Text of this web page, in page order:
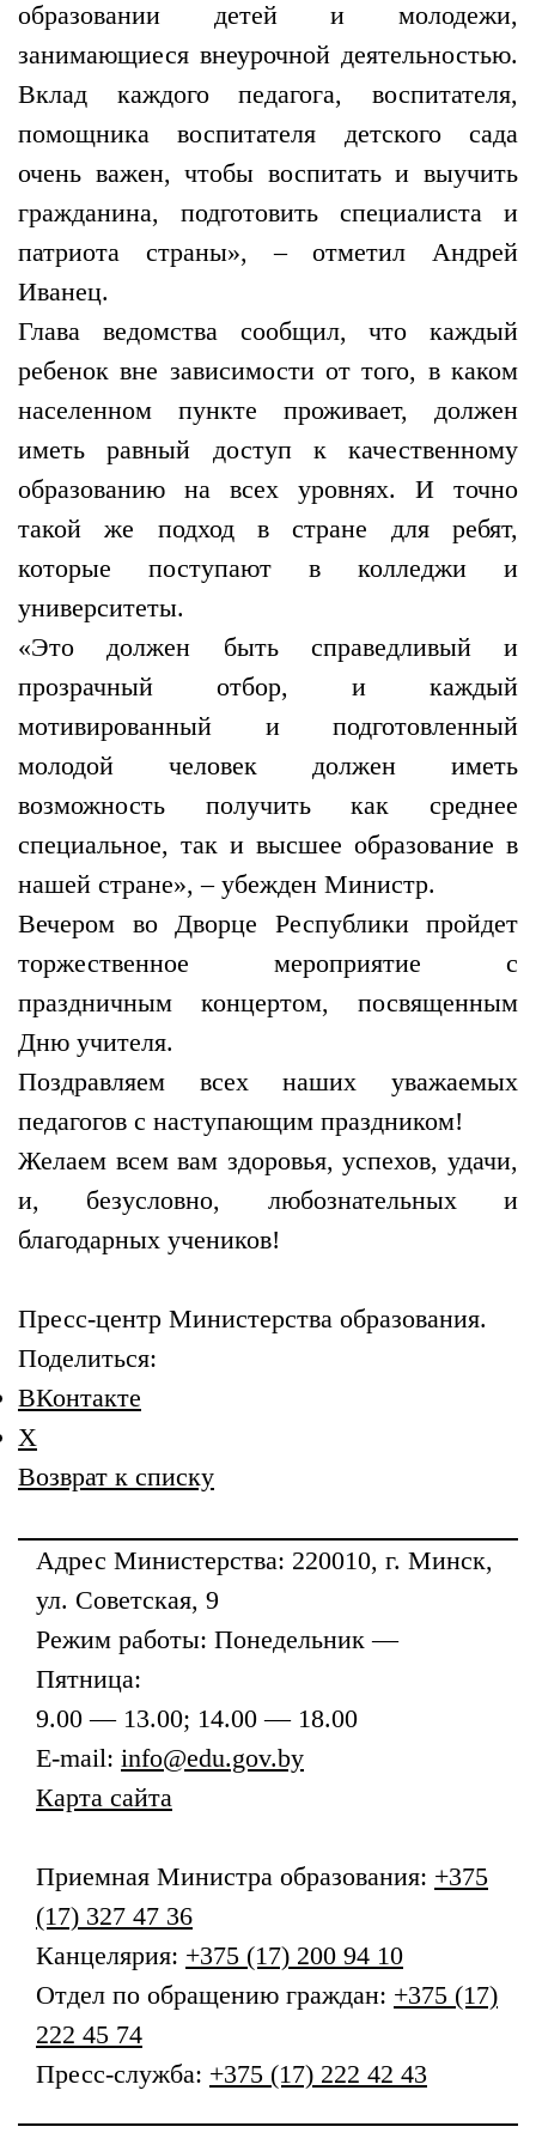
образовании детей и молодежи,
занимающиеся внеурочной деятельностью.
Вклад каждого педагога, воспитателя,
помощника воспитателя детского сада
очень важен, чтобы воспитать и выучить
гражданина, подготовить специалиста и
патриота страны», – отметил Андрей
Иванец.
Глава ведомства сообщил, что каждый
ребенок вне зависимости от того, в каком
населенном пункте проживает, должен
иметь равный доступ к качественному
образованию на всех уровнях. И точно
такой же подход в стране для ребят,
которые поступают в колледжи и
университеты.
«Это должен быть справедливый и
прозрачный отбор, и каждый
мотивированный и подготовленный
молодой человек должен иметь
возможность получить как среднее
специальное, так и высшее образование в
нашей стране», – убежден Министр.
Вечером во Дворце Республики пройдет
торжественное мероприятие с
праздничным концертом, посвященным
Дню учителя.
Поздравляем всех наших уважаемых
педагогов с наступающим праздником!
Желаем всем вам здоровья, успехов, удачи,
и, безусловно, любознательных и
благодарных учеников!
Пресс-центр Министерства образования.
Поделиться:
ВКонтакте
X
Возврат к списку
Адрес Министерства: 220010, г. Минск,
ул. Советская, 9
Режим работы: Понедельник —
Пятница:
9.00 — 13.00; 14.00 — 18.00
E-mail: info@edu.gov.by
Карта сайта
Приемная Министра образования: +375
(17) 327 47 36
Канцелярия: +375 (17) 200 94 10
Отдел по обращению граждан: +375 (17)
222 45 74
Пресс-служба: +375 (17) 222 42 43